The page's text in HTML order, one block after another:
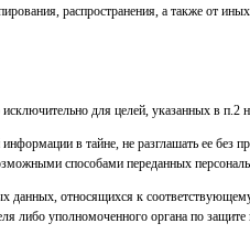
распространения, а также от
для целей, указанных в п.2
в тайне, не разглашать ее без
способами переданных
данных, относящихся к
либо уполномоченного органа по